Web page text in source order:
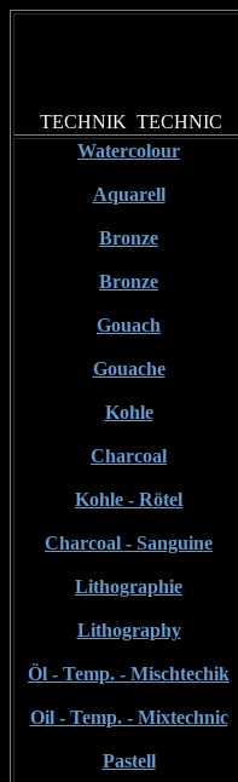
TECHNIK TECHNIC
Watercolour
Aquarell
Bronze
Bronze
Gouach
Gouache
Kohle
Charcoal
Kohle - Rötel
Charcoal - Sanguine
Lithographie
Lithography
Öl - Temp. - Mischtechik
Oil - Temp. - Mixtechnic
Pastell